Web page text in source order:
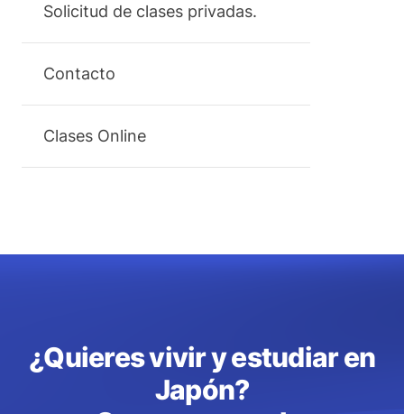
Solicitud de clases privadas.
Contacto
Clases Online
¿Quieres vivir y estudiar en
Japón?